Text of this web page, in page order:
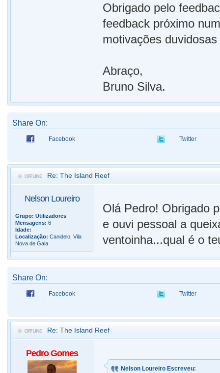
Obrigado pelo
feedback próximo
motivações
Abraço,
Bruno Silva.
Share On:
Facebook Twitter
Re: The Island Reef
Nelson Loureiro
Grupo: Utilizadores
Mensagens: 6
Idade:
Localização: Canidelo, Vila
Nova de Gaia
Olá Pedro! Obrigado
e ouvi pessoal a
ventoinha...qual é o
Share On:
Facebook Twitter
Re: The Island Reef
Pedro Gomes
Nelson Loureiro Escreveu: